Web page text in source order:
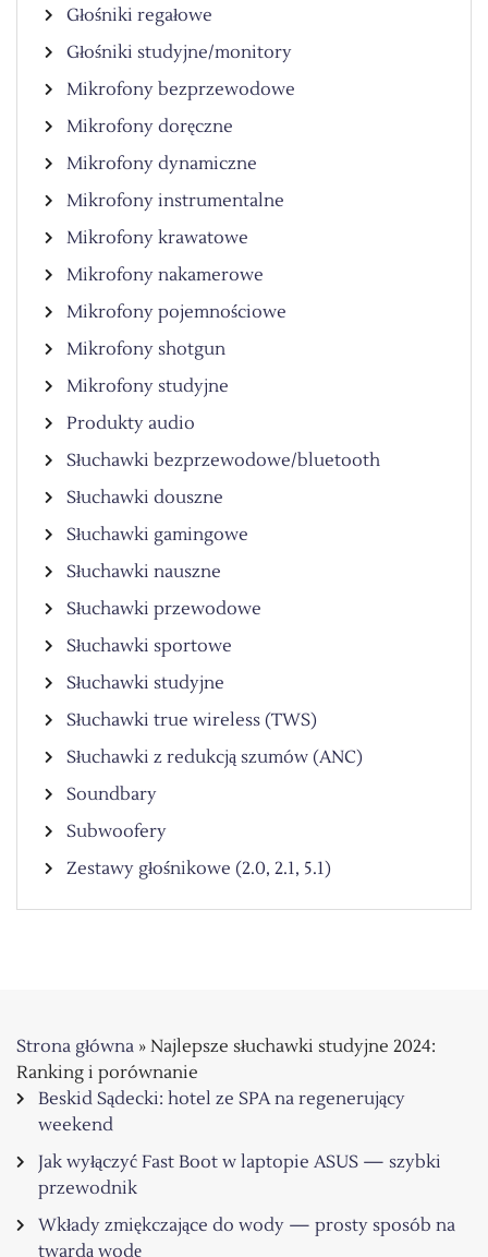
Głośniki regałowe
Głośniki studyjne/monitory
Mikrofony bezprzewodowe
Mikrofony doręczne
Mikrofony dynamiczne
Mikrofony instrumentalne
Mikrofony krawatowe
Mikrofony nakamerowe
Mikrofony pojemnościowe
Mikrofony shotgun
Mikrofony studyjne
Produkty audio
Słuchawki bezprzewodowe/bluetooth
Słuchawki douszne
Słuchawki gamingowe
Słuchawki nauszne
Słuchawki przewodowe
Słuchawki sportowe
Słuchawki studyjne
Słuchawki true wireless (TWS)
Słuchawki z redukcją szumów (ANC)
Soundbary
Subwoofery
Zestawy głośnikowe (2.0, 2.1, 5.1)
Strona główna » Najlepsze słuchawki studyjne 2024:
Ranking i porównanie
Beskid Sądecki: hotel ze SPA na regenerujący
weekend
Jak wyłączyć Fast Boot w laptopie ASUS — szybki
przewodnik
Wkłady zmiękczające do wody — prosty sposób na
twardą wodę